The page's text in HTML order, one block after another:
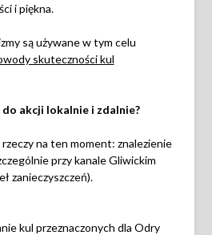
i piękna.
są używane w tym celu
skuteczności kul
do akcji lokalnie i zdalnie?
rzeczy na ten moment: znalezienie
przy kanale Gliwickim
zanieczyszczeń).
kul przeznaczonych dla Odry